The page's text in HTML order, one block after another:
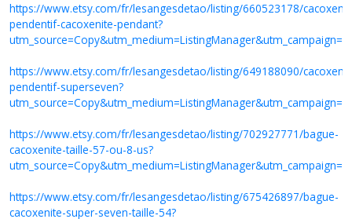
https://www.etsy.com/fr/lesangesdetao/listing/660523178/
pendentif-cacoxenite-pendant?
https://www.etsy.com/fr/lesangesdetao/listing/649188090/
pendentif-superseven?
https://www.etsy.com/fr/lesangesdetao/listing/702927771/bague-
cacoxenite-taille-57-ou-8-us?
https://www.etsy.com/fr/lesangesdetao/listing/675426897/bague-
cacoxenite-super-seven-taille-54?